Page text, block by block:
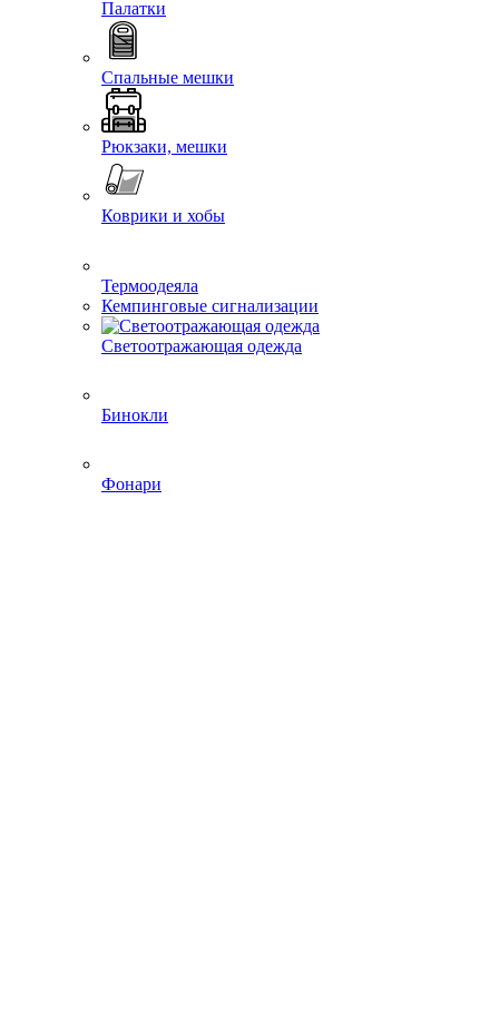
Палатки
Спальные мешки
Рюкзаки, мешки
Коврики и хобы
Термоодеяла
Кемпинговые сигнализации
Светоотражающая одежда
Бинокли
Фонари